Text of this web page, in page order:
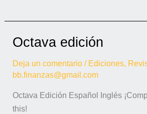
Octava edición
Deja un comentario / Ediciones,
bb.finanzas@gmail.com
Octava Edición Español Inglés
this!
Octava